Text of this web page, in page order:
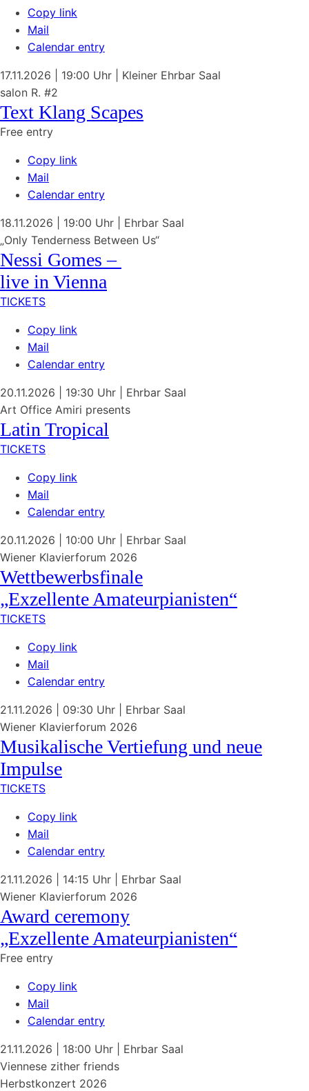
Copy link
Mail
Calendar entry
17.11.2026 | 19:00 Uhr
Kleiner Ehrbar Saal
salon R. #2
Text Klang Scapes
Free entry
Copy link
Mail
Calendar entry
18.11.2026 | 19:00 Uhr
Ehrbar Saal
„Only Tenderness Between Us“
Nessi Gomes –
live in Vienna
TICKETS
Copy link
Mail
Calendar entry
20.11.2026 | 19:30 Uhr
Ehrbar Saal
Art Office Amiri presents
Latin Tropical
TICKETS
Copy link
Mail
Calendar entry
20.11.2026 | 10:00 Uhr
Ehrbar Saal
Wiener Klavierforum 2026
Wettbewerbsfinale
„Exzellente Amateurpianisten“
TICKETS
Copy link
Mail
Calendar entry
21.11.2026 | 09:30 Uhr
Ehrbar Saal
Wiener Klavierforum 2026
Musikalische Vertiefung und neue
Impulse
TICKETS
Copy link
Mail
Calendar entry
21.11.2026 | 14:15 Uhr
Ehrbar Saal
Wiener Klavierforum 2026
Award ceremony
„Exzellente Amateurpianisten“
Free entry
Copy link
Mail
Calendar entry
21.11.2026 | 18:00 Uhr
Ehrbar Saal
Viennese zither friends
Herbstkonzert 2026